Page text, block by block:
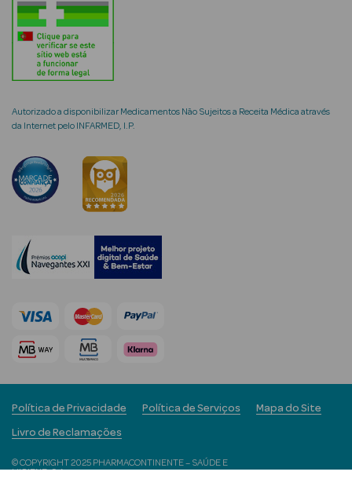
Eau de Toilette
Águas de
Colónia
Ver Tudo
Coffrets
Coffrets de
Mulher
Homem
Autorizado a disponibilizar Medicamentos Não Sujeitos a Receita Médica através
da Internet pelo INFARMED, I.P.
© COPYRIGHT 2025 PHARMACONTINENTE – SAÚDE E
HIGIENE, S.A.
Política de Privacidade Política de Serviços Mapa do Site
Livro de Reclamações